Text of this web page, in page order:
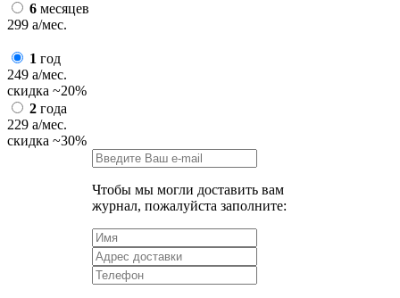
6 месяцев
299 a/мес.
1 год
249 a/мес.
скидка ~20%
2 года
229 a/мес.
скидка ~30%
Чтобы мы могли доставить вам
журнал, пожалуйста заполните: